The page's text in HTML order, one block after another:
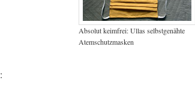
Absolut keimfrei: Ullas selbstgenähte
Atemschutzmasken